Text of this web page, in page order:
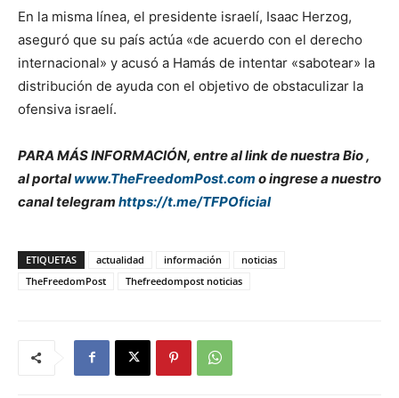
En la misma línea, el presidente israelí, Isaac Herzog,
aseguró que su país actúa «de acuerdo con el derecho
internacional» y acusó a Hamás de intentar «sabotear» la
distribución de ayuda con el objetivo de obstaculizar la
ofensiva israelí.
PARA MÁS INFORMACIÓN, entre al link de nuestra Bio ,
al portalwww.TheFreedomPost.com o ingrese a nuestro
canal telegram https://t.me/TFPOficial
ETIQUETAS actualidad información
noticias
TheFreedomPost
Thefreedompost noticias